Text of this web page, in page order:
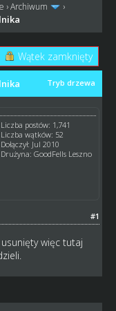
›Archiwum ›
Wątek zamknięty
Tryb drzewa
Liczba postów: 1,741
Liczba wątków: 52
Dołączył: Jul 2010
Drużyna: GoodFells Leszno
#1
więc tutaj